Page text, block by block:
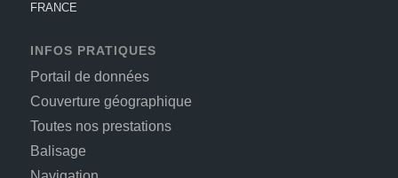
FRANCE
INFOS PRATIQUES
Portail de données
Couverture géographique
Toutes nos prestations
Balisage